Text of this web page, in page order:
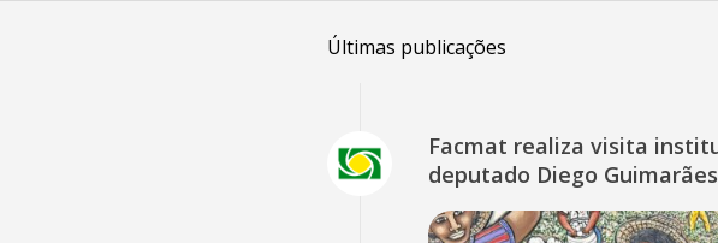
Últimas publicações
Facmat realiza visita
deputado Diego Guimarães